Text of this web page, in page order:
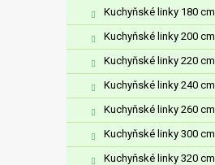
Kuchyňské linky 180 cm
Kuchyňské linky 200 cm
Kuchyňské linky 220 cm
Kuchyňské linky 240 cm
Kuchyňské linky 260 cm
Kuchyňské linky 300 cm
Kuchyňské linky 320 cm